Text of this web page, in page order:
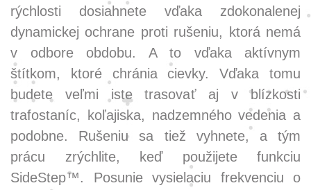
rýchlosti dosiahnete vďaka zdokonalenej
dynamickej ochrane proti rušeniu, ktorá nemá
v odbore obdobu. A to vďaka aktívnym
štítkom, ktoré chránia cievky. Vďaka tomu
budete veľmi iste trasovať aj v blízkosti
trafostaníc, koľajiska, nadzemného vedenia a
podobne. Rušeniu sa tiež vyhnete, a tým
prácu zrýchlite, keď použijete funkciu
SideStep™. Posunie vysielaciu frekvenciu o